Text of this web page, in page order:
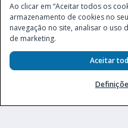
Este site é operado pela Ventmear
endereço na Avenida Brigadeiro
Município de São Paulo, Estado de
Secretaria de Prêmios e Apostas do
247, de 07.02.2025,
Ao clicar em “Aceitar todos os
armazenamento de cookies no
navegação no site, analisar o uso
de marketing.
Aceitar